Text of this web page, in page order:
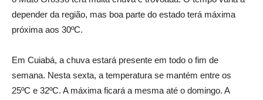
depender da região, mas boa parte do estado terá máxima
próxima aos 30ºC.
Em Cuiabá, a chuva estará presente em todo o fim de
semana. Nesta sexta, a temperatura se mantém entre os
25ºC e 32ºC. A máxima ficará a mesma até o domingo. A